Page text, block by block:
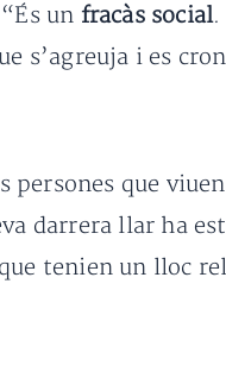
un fracàs social.
s’agreuja i es
persones que
darrera llar ha
tenien un lloc